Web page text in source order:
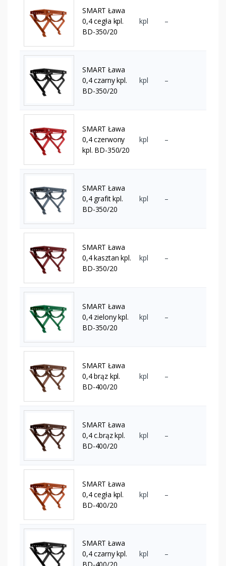
SMART Ława
0,4 cegła kpl.
BD-350/20
kpl –
SMART Ława
0,4 czarny kpl.
BD-350/20
kpl –
SMART Ława
0,4 czerwony
kpl. BD-350/20
kpl –
SMART Ława
0,4 grafit kpl.
BD-350/20
kpl –
SMART Ława
0,4 kasztan kpl.
BD-350/20
kpl –
SMART Ława
0,4 zielony kpl.
BD-350/20
kpl –
SMART Ława
0,4 brąz kpl.
BD-400/20
kpl –
SMART Ława
0,4 c.brąz kpl.
BD-400/20
kpl –
SMART Ława
0,4 cegła kpl.
BD-400/20
kpl –
SMART Ława
0,4 czarny kpl.
kpl –